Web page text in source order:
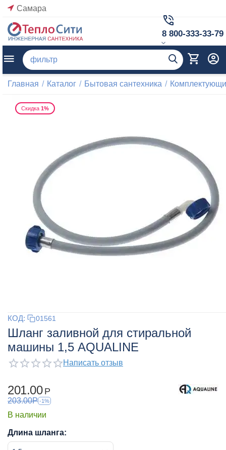
Самара
8 800-333-33-79
Главная / Каталог / Бытовая сантехника /
Скидка 1%
КОД: 01561
Шланг заливной для стиральной
машины 1,5 AQUALINE
Написать отзыв
201.00 Р
203.00Р -1%
В наличии
Длина шланга: